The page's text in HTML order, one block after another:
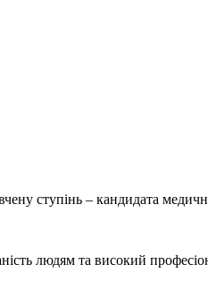
ступінь – кандидата
людям та високий